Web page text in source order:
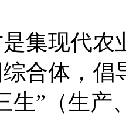
现代农
合体，
生”（生产